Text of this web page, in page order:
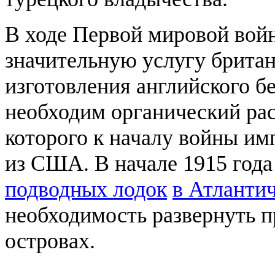
В ходе Первой мировой
значительную услугу
изготовления английского
необходим органический
которого к началу войны
из США. В начале 1915
подводных лодок в
необходимость развернуть
островах.